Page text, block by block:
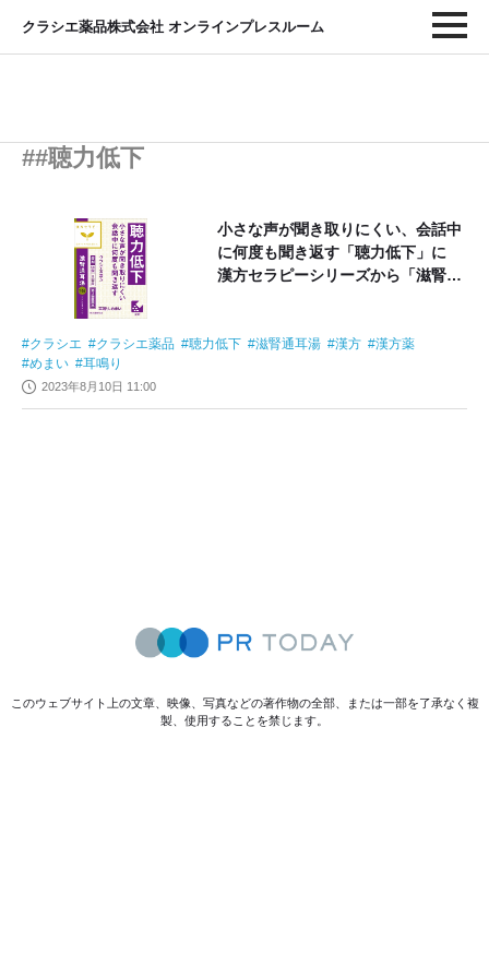
クラシエ薬品株式会社 オンラインプレスルーム
##聴力低下
小さな声が聞き取りにくい、会話中
に何度も聞き返す「聴力低下」に
漢方セラピーシリーズから「滋腎通
クラシエ クラシエ薬品 聴力低下 滋腎通耳湯 漢方
漢方薬
めまい
耳鳴り
2023年8月10日 11:00
このウェブサイト上の文章、映像、写真などの著作物の全部、または一部を了承なく複
製、使用することを禁じます。